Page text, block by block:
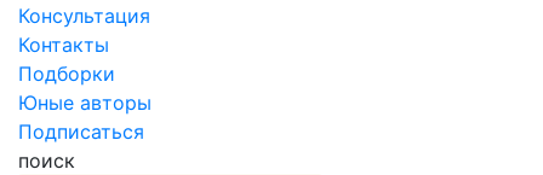
Консультация
Контакты
Подборки
Юные авторы
Подписаться
поиск